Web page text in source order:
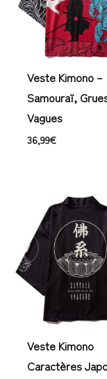
Veste Kimono –
Samouraï,
Vagues
36,99€
Veste Kimono
Caractères